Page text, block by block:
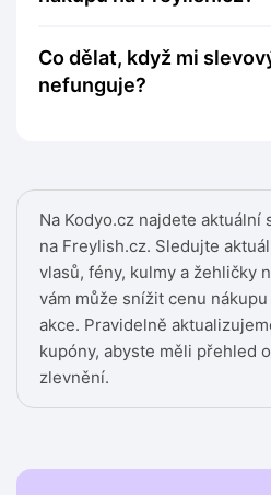
Na Kodyo.cz najdete aktuální
na Freylish.cz. Sledujte
vlasů, fény, kulmy a žehličky
vám může snížit cenu
akce. Pravidelně
kupóny, abyste měli přehled
zlevnění.
Co dělat, když mi slevový kupón
nefunguje?